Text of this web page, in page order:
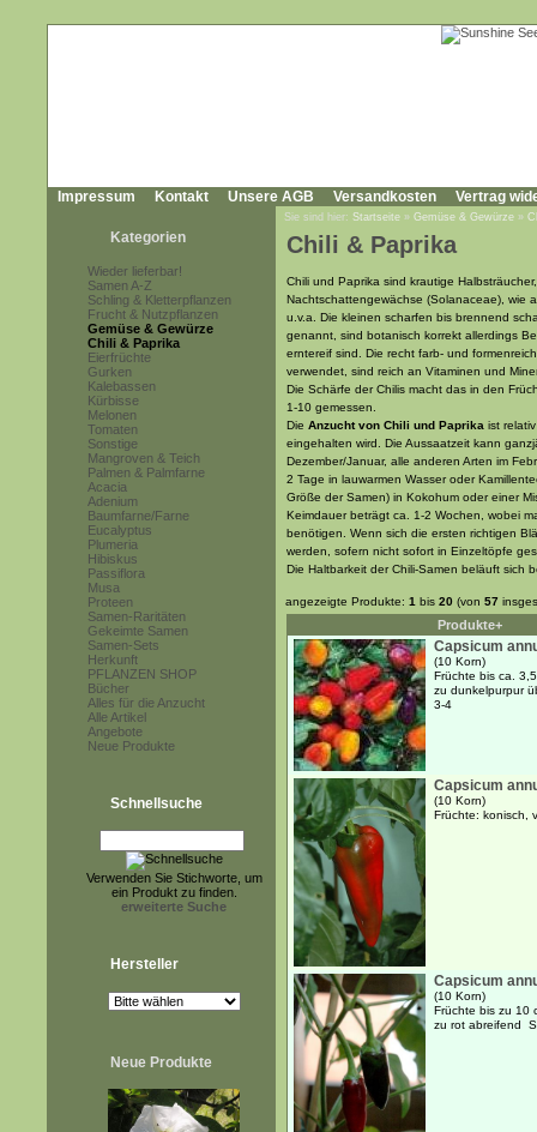
Impressum Kontakt Unsere AGB Versandkosten Vertrag
Kategorien
Wieder lieferbar!
Samen A-Z
Schling & Kletterpflanzen
Frucht & Nutzpflanzen
Gemüse & Gewürze
Chili & Paprika
Eierfrüchte
Gurken
Kalebassen
Kürbisse
Melonen
Tomaten
Sonstige
Mangroven & Teich
Palmen & Palmfarne
Acacia
Adenium
Baumfarne/Farne
Eucalyptus
Plumeria
Hibiskus
Passiflora
Musa
Proteen
Samen-Raritäten
Gekeimte Samen
Samen-Sets
Herkunft
PFLANZEN SHOP
Bücher
Alles für die Anzucht
Alle Artikel
Angebote
Neue Produkte
Schnellsuche
Verwenden Sie Stichworte, um
ein Produkt zu finden.
erweiterte Suche
Hersteller
Neue Produkte
Sie sind hier: Startseite » Gemüse & Gewürze »
Chili & Paprika
Chili und Paprika sind krautige
Nachtschattengewächse (Solanaceae), wie
u.v.a. Die kleinen scharfen bis brennend
genannt, sind botanisch korrekt allerdings
erntereif sind. Die recht farb- und
verwendet, sind reich an Vitaminen und
Die Schärfe der Chilis macht das in den
1-10 gemessen.
Die Anzucht von Chili und Paprika ist
eingehalten wird. Die Aussaatzeit kann
Dezember/Januar, alle anderen Arten im
2 Tage in lauwarmen Wasser oder
Größe der Samen) in Kokohum oder einer
Keimdauer beträgt ca. 1-2 Wochen, wobei
benötigen. Wenn sich die ersten richtigen
werden, sofern nicht sofort in Einzeltöpfe
Die Haltbarkeit der Chili-Samen beläuft sich
angezeigte Produkte: 1 bis 20 (von 57
Produkte+
Capsicum
(10 Korn)
Früchte bis ca.
zu dunkelpurpur
3-4
Capsicum
(10 Korn)
Früchte: konisch,
Capsicum
(10 Korn)
Früchte bis zu 10
zu rot abreifend